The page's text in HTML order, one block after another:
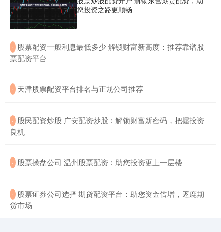
您投资之路更顺畅
· ​股票配资一般利息最低多少 解锁财富新高度：推荐靠谱股
票配资平台
· ​天津股票配资平台排名与正规公司推荐
· ​股民配资炒股 广安配资炒股：解锁财富新密码，把握投资
良机
· ​股票操盘公司 温州股票配资：助您投资更上一层楼
· ​股票证券公司选择 期货配资平台：助您资金倍增，逐鹿期
货市场